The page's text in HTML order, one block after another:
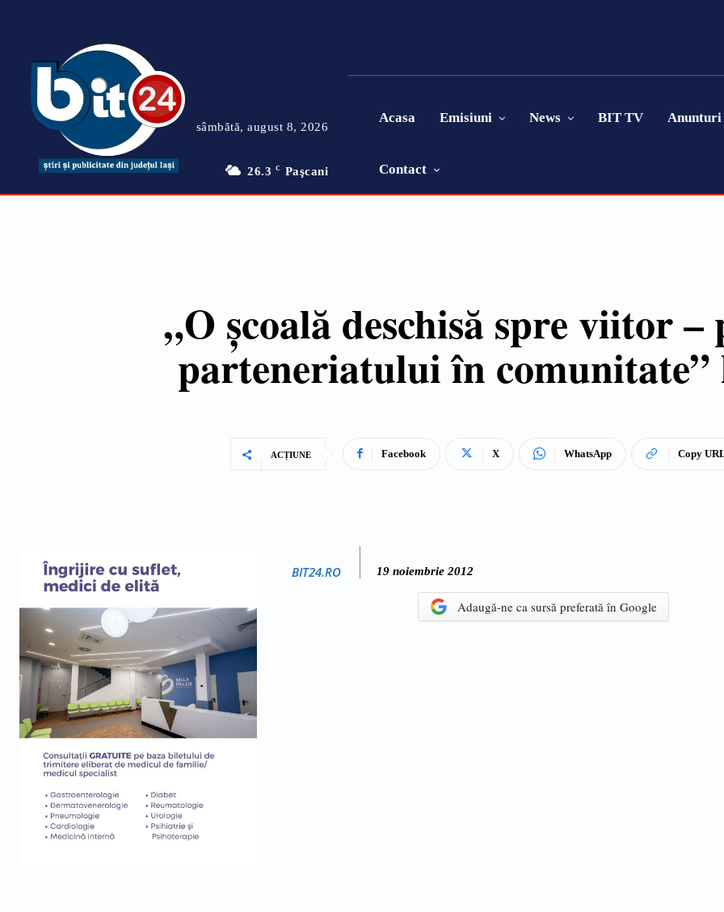
sâmbătă, august 8, 2026
26.3 C Paşcani
Acasa Emisiuni News BIT TV Anunturi
Contact
„O școală deschisă spre viitor –
parteneriatului în
ACȚIUNE Facebook X WhatsApp Copy
BIT24.RO 19 noiembrie 2012
Adaugă-ne ca sursă preferată în Google